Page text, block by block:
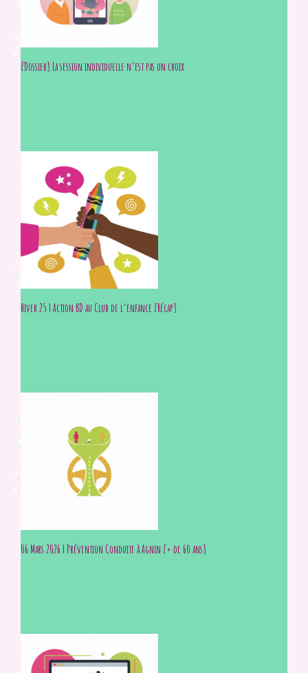
[Dossier] La session individuelle n’est pas un choix
Hiver 25 | Action BD au Club de l’enfance [Récap]
06 Mars 2026 | Prévention Conduite à Agnin [+ de 60 ans]